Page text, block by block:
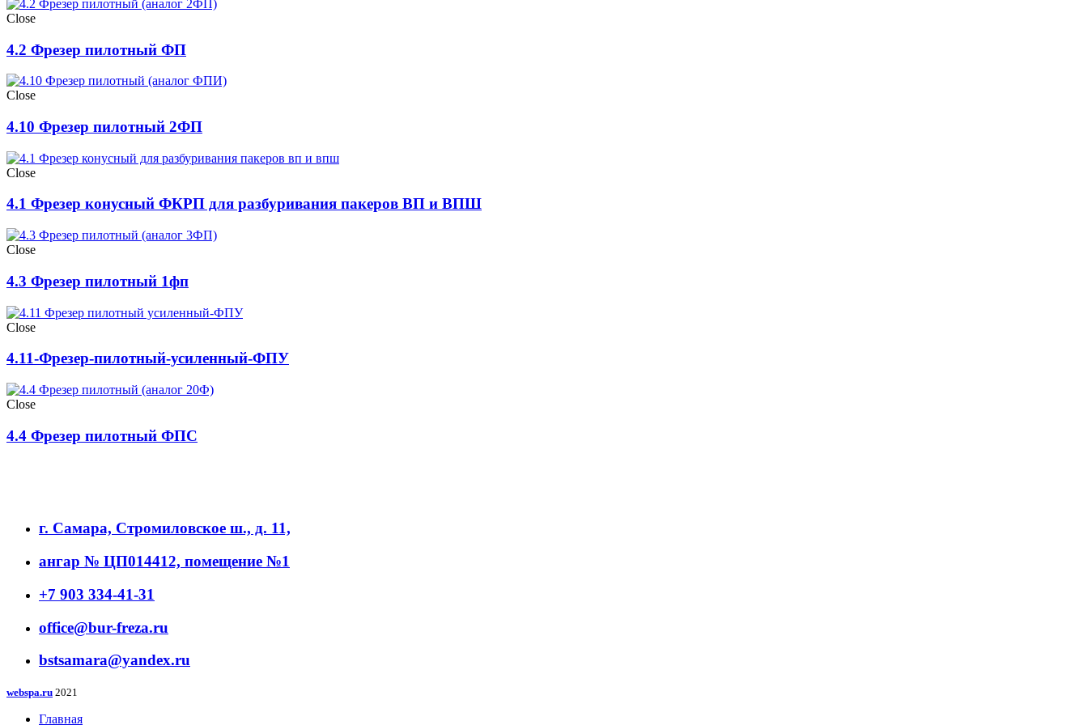
Close
4.2 Фрезер пилотный ФП
Close
4.10 Фрезер пилотный 2ФП
Close
4.1 Фрезер конусный ФКРП для разбуривания пакеров ВП и ВПШ
Close
4.3 Фрезер пилотный 1фп
Close
4.11-Фрезер-пилотный-усиленный-ФПУ
Close
4.4 Фрезер пилотный ФПС
г. Самара, Стромиловское ш., д. 11,
ангар № ЦП014412, помещение №1
+7 903 334-41-31
office@bur-freza.ru
bstsamara@yandex.ru
webspa.ru 2021
Главная